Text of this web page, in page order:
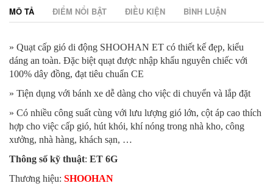
MÔ TẢ ĐIỂM NỔI BẬT ĐIỀU KIỆN BÌNH LUẬN
» Quạt cấp gió di động SHOOHAN ET có thiết kế đẹp, kiểu
dáng an toàn. Đặc biệt quạt được nhập khẩu nguyên chiếc với
100% dây đồng, đạt tiêu chuẩn CE
» Tiện dụng với bánh xe dễ dàng cho việc di chuyển và lắp đặt
» Có nhiều công suất cùng với lưu lượng gió lớn, cột áp cao thích
hợp cho việc cấp gió, hút khói, khí nóng trong nhà kho, công
xưởng, nhà hàng, khách sạn, …
Thông số kỹ thuật: ET 6G
Thương hiệu: SHOOHAN